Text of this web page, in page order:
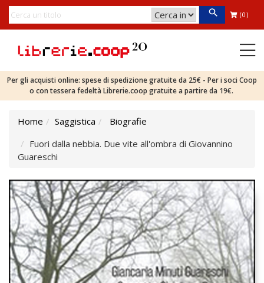
(0)
Per gli acquisti online: spese di spedizione gratuite da 25€ - Per i soci Coop
o con tessera fedeltà Librerie.coop gratuite a partire da 19€.
Home Saggistica
Biografie
Fuori dalla nebbia. Due vite all'ombra di Giovannino
Guareschi